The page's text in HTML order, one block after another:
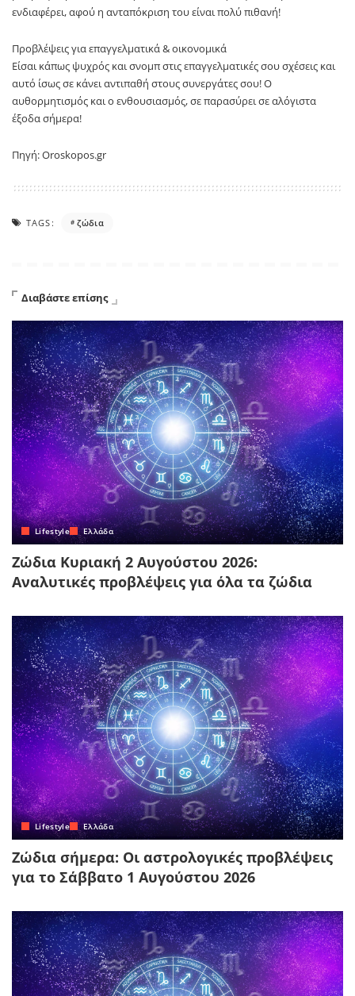
ενδιαφέρει, αφού η ανταπόκριση του είναι πολύ πιθανή!
Προβλέψεις για επαγγελματικά & οικονομικά
Είσαι κάπως ψυχρός και σνομπ στις επαγγελματικές σου σχέσεις και
αυτό ίσως σε κάνει αντιπαθή στους συνεργάτες σου! Ο
αυθορμητισμός και ο ενθουσιασμός, σε παρασύρει σε αλόγιστα
έξοδα σήμερα!
Πηγή: Oroskopos.gr
TAGS: ζώδια
Διαβάστε επίσης
Lifestyle Ελλάδα
Ζώδια Κυριακή 2 Αυγούστου 2026:
Αναλυτικές προβλέψεις για όλα τα ζώδια
Lifestyle Ελλάδα
Ζώδια σήμερα: Οι αστρολογικές προβλέψεις
για το Σάββατο 1 Αυγούστου 2026